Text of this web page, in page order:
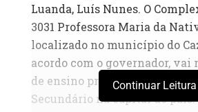
Luanda, Luís Nunes. O
3031 Professora Maria da
localizado no município do
acordo com o governador, vai
de ensino primário e do I
Secundário na capital do país.
Continuar Leitura